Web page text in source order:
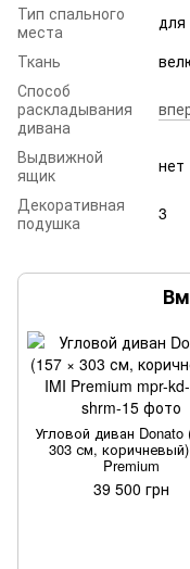
Тип спального
места
для
Ткань
Способ
раскладывания
дивана
Выдвижной
ящик
нет
Декоративная
подушка
3
Угловой диван Donato
303 см,
Premium
39 500 грн